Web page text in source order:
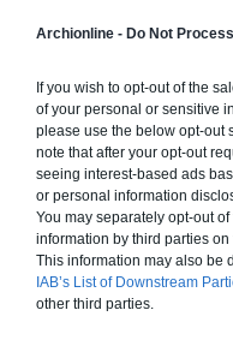
Archionline - Do Not
If you wish to opt-out of the
of your personal or sensitive
please use the below opt-out
note that after your opt-out
seeing interest-based ads
or personal information
You may separately opt-out
information by third parties
This information may also be
IAB’s List of Downstream
other third parties.
standards.
Finitions haut de
inclut le gros
peinture, sols...),
301